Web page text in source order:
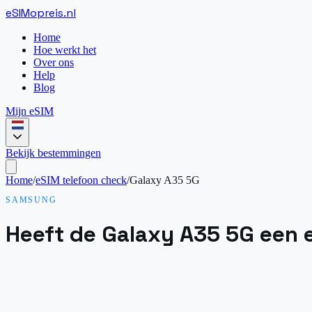
eSIMopreis.nl
Home
Hoe werkt het
Over ons
Help
Blog
Mijn eSIM
Bekijk bestemmingen
Home/eSIM telefoon check/Galaxy A35 5G
SAMSUNG
Heeft de Galaxy A35 5G een